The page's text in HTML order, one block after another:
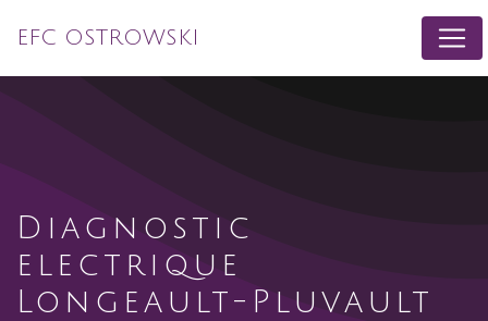
EFC OSTROWSKI
diagnostic
electrique
Longeault-Pluvault